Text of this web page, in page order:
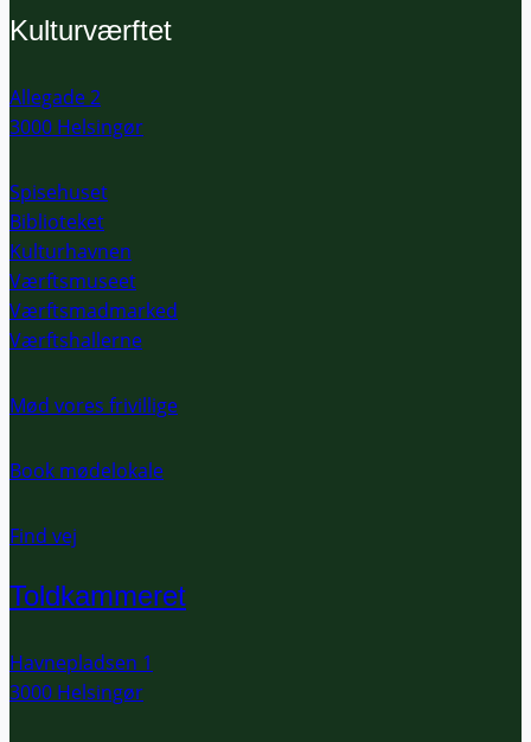
Kulturværftet
Allegade 2
3000 Helsingør
Spisehuset
Biblioteket
Kulturhavnen
Værftsmuseet
Værftsmadmarked
Værftshallerne
Mød vores frivillige
Book mødelokale
Find vej
Toldkammeret
Havnepladsen 1
3000 Helsingør